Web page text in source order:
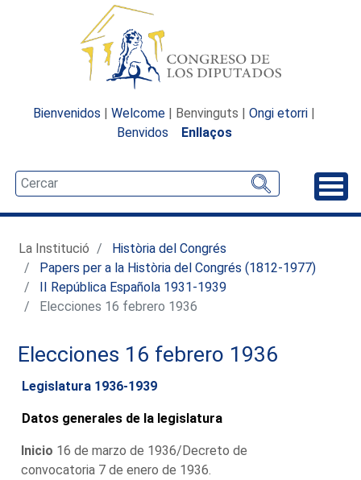
Bienvenidos | Welcome | Benvinguts | Ongi etorri |
Benvidos
Enllaços
La Institució
Història del Congrés
Papers per a la Història del Congrés (1812-1977)
II República Española 1931-1939
Elecciones 16 febrero 1936
Elecciones 16 febrero 1936
Legislatura 1936-1939
Datos generales de la legislatura
Inicio 16 de marzo de 1936/Decreto de
convocatoria 7 de enero de 1936.